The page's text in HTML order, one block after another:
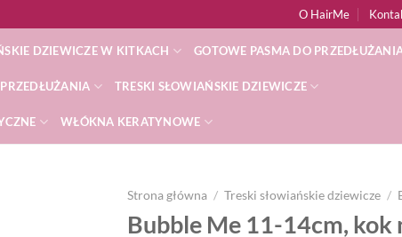
O HairMe
DZIEWICZE W KITKACH GOTOWE PASMA DO
TRESKI SŁOWIAŃSKIE DZIEWICZE
WŁÓKNA KERATYNOWE
Strona główna / Treski słowiańskie dziewicze /
Bubble Me 11-14cm, kok